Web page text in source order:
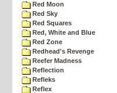
Red Moon
Red Sky
Red Squares
Red, White and Blue
Red Zone
Redhead's Revenge
Reefer Madness
Reflection
Refleks
Reflex